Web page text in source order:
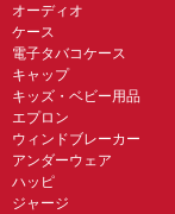
オーディオ
ケース
電子タバコケース
キャップ
キッズ・ベビー用品
エプロン
ウィンドブレーカー
アンダーウェア
ハッピ
ジャージ